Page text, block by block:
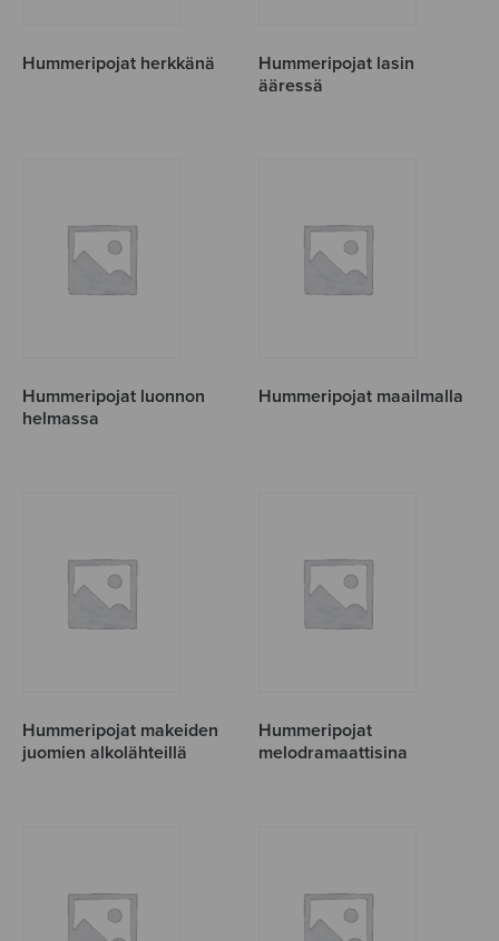
Hummeripojat herkkänä
Hummeripojat lasin
ääressä
Hummeripojat luonnon
helmassa
Hummeripojat maailmalla
Hummeripojat makeiden
juomien alkolähteillä
Hummeripojat
melodramaattisina